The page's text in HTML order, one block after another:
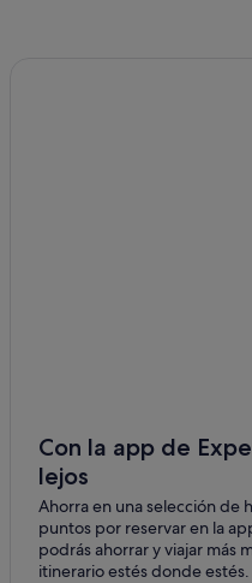
Con la app de
lejos
Ahorra en una selección de
puntos por reservar en la
podrás ahorrar y viajar más
itinerario estés donde estés.